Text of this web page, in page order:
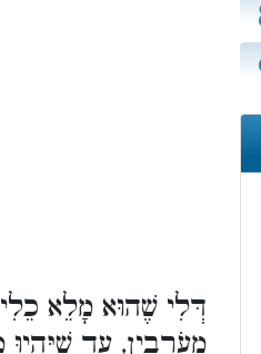
דְּלִי שֶׁהוּא מָלֵא
מְעֹרָבִין, עַד